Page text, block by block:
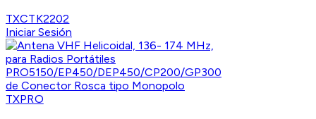
TXCTK2202
Iniciar Sesión
TXPRO